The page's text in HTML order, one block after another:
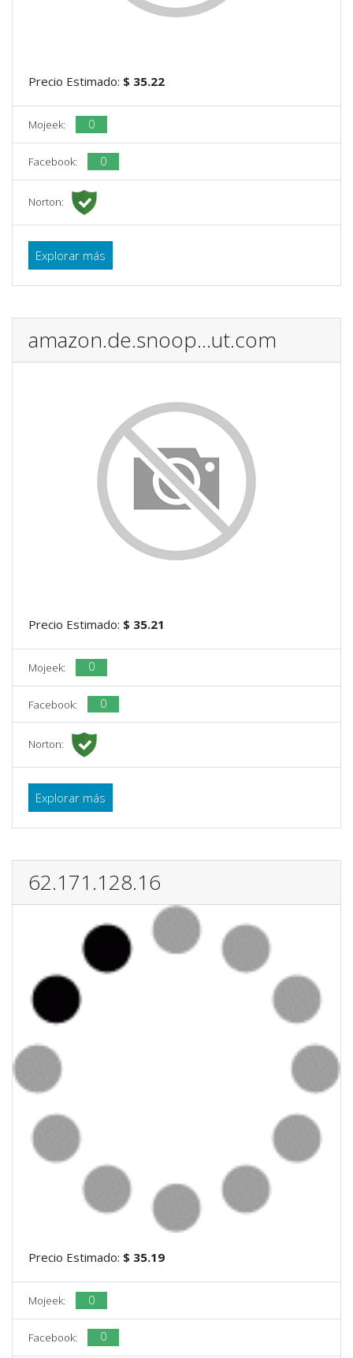
Precio Estimado: $ 35.22
Mojeek: 0
Facebook: 0
Norton:
Explorar más
amazon.de.snoop...ut.com
Precio Estimado: $ 35.21
Mojeek: 0
Facebook: 0
Norton:
Explorar más
62.171.128.16
Precio Estimado: $ 35.19
Mojeek: 0
Facebook: 0